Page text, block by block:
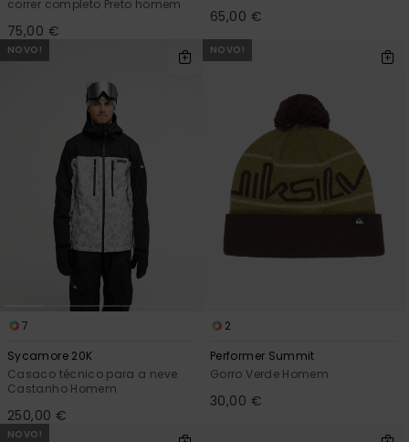
correr completo Preto homem
75,00 €
65,00 €
NOVO!
7
Sycamore 20K
Casaco técnico para a neve
Castanho Homem
250,00 €
NOVO!
2
Performer Summit
Gorro Verde Homem
30,00 €
NOVO!